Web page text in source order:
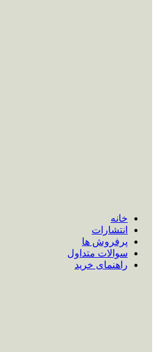
خانه
انتشارات
پرفروش ها
سوالات متداول
راهنمای خرید